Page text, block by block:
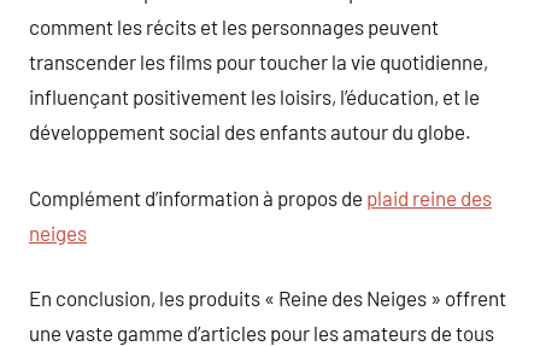
comment les récits et les personnages peuvent
transcender les films pour toucher la vie quotidienne,
influençant positivement les loisirs, l’éducation, et le
développement social des enfants autour du globe.
Complément d’information à propos de plaid reine des
neiges
En conclusion, les produits « Reine des Neiges » offrent
une vaste gamme d’articles pour les amateurs de tous